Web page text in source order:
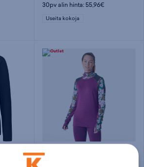
30pv alin hinta: 55,96€
Useita kokoja
Helly Hansen